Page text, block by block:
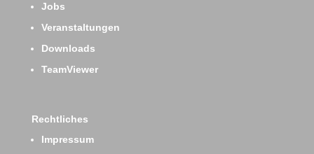
Jobs
Veranstaltungen
Downloads
TeamViewer
Rechtliches
Impressum